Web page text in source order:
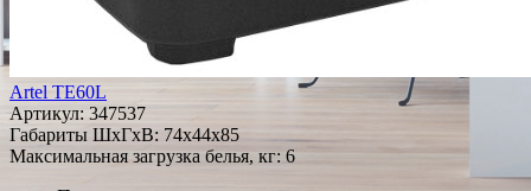
Artel TE60L
Артикул: 347537
Габариты ШxГxВ: 74x44x85
Максимальная загрузка белья, кг: 6